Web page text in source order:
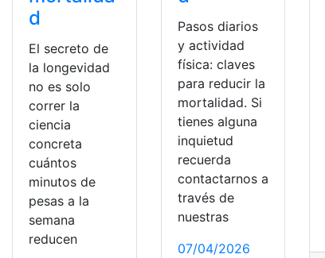
d
El secreto de
la longevidad
no es solo
correr la
ciencia
concreta
cuántos
minutos de
pesas a la
semana
reducen
Pasos diarios
y actividad
física: claves
para reducir la
mortalidad. Si
tienes alguna
inquietud
recuerda
contactarnos a
través de
nuestras
07/04/2026